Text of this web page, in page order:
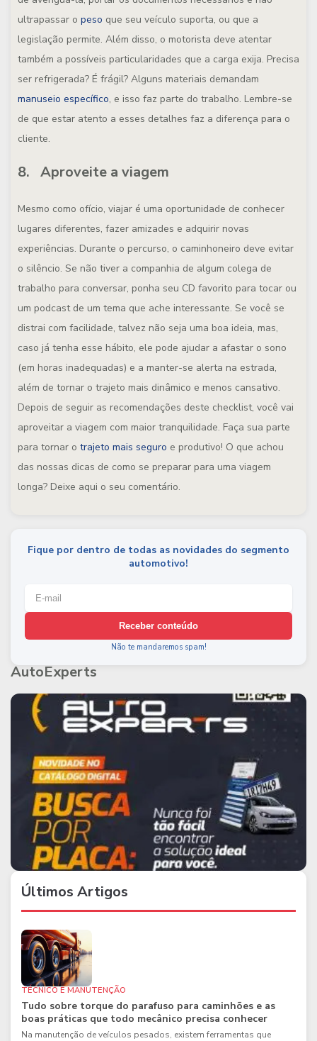
ultrapassar o peso que seu veículo suporta, ou que a
legislação permite. Além disso, o motorista deve atentar
também a possíveis particularidades que a carga exija. Precisa
ser refrigerada? É frágil? Alguns materiais demandam
manuseio específico, e isso faz parte do trabalho. Lembre-se
de que estar atento a esses detalhes faz a diferença para o
cliente.
8. Aproveite a viagem
Mesmo como ofício, viajar é uma oportunidade de conhecer
lugares diferentes, fazer amizades e adquirir novas
experiências. Durante o percurso, o caminhoneiro deve evitar
o silêncio. Se não tiver a companhia de algum colega de
trabalho para conversar, ponha seu CD favorito para tocar ou
um podcastde um tema que ache interessante. Se você se
distrai com facilidade, talvez não seja uma boa ideia, mas,
caso já tenha esse hábito, ele pode ajudar a afastar o sono
(em horas inadequadas) e a manter-se alerta na estrada,
além de tornar o trajeto mais dinâmico e menos cansativo.
Depois de seguir as recomendações deste checklist, você vai
aproveitar a viagem com maior tranquilidade. Faça sua parte
para tornar o trajeto mais seguro e produtivo! O que achou
das nossas dicas de como se preparar para uma viagem
longa? Deixe aqui o seu comentário.
Fique por dentro de todas as novidades do segmento
automotivo!
Receber conteúdo
Não te mandaremos spam!
AutoExperts
Últimos Artigos
TÉCNICO E MANUTENÇÃO
Tudo sobre torque do parafuso para caminhões e as
boas práticas que todo mecânico precisa conhecer
Na manutenção de veículos pesados, existem ferramentas que